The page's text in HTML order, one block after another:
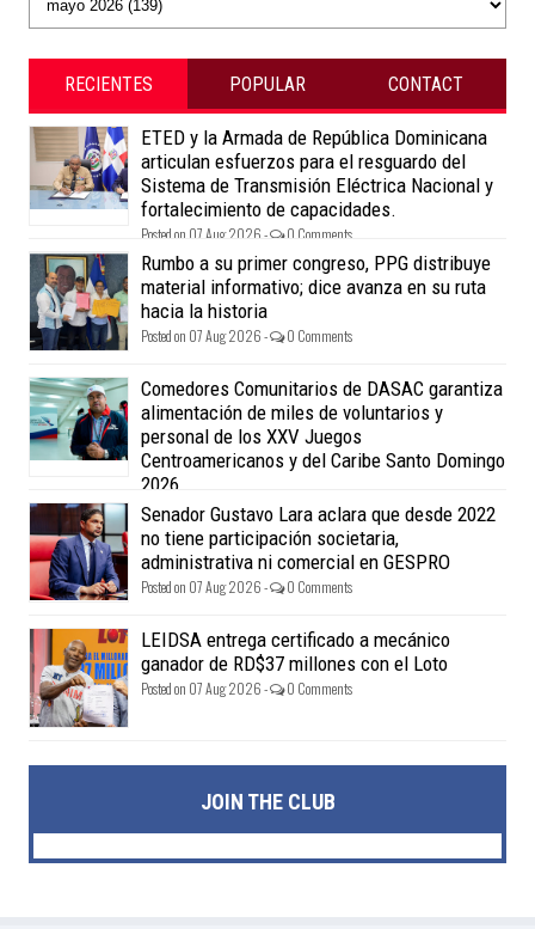
RECIENTES POPULAR CONTACT
ETED y la Armada de República Dominicana
articulan esfuerzos para el resguardo del
Sistema de Transmisión Eléctrica Nacional y
fortalecimiento de capacidades.
Posted on 07 Aug 2026 - 0 Comments
Rumbo a su primer congreso, PPG distribuye
material informativo; dice avanza en su ruta
hacia la historia
Posted on 07 Aug 2026 - 0 Comments
Comedores Comunitarios de DASAC garantiza
alimentación de miles de voluntarios y
personal de los XXV Juegos
Centroamericanos y del Caribe Santo Domingo
2026
Posted on 07 Aug 2026 - 0 Comments
Senador Gustavo Lara aclara que desde 2022
no tiene participación societaria,
administrativa ni comercial en GESPRO
Posted on 07 Aug 2026 - 0 Comments
LEIDSA entrega certificado a mecánico
ganador de RD$37 millones con el Loto
Posted on 07 Aug 2026 - 0 Comments
JOIN THE CLUB